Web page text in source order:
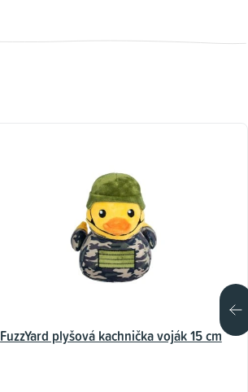
FuzzYard plyšová kachnička voják 15 cm